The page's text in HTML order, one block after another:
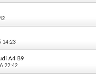
14:23
A4 B9
22:42